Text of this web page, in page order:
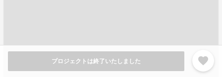
プロジェクトは終了いたしました favorite